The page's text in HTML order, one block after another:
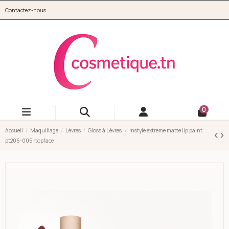
Contactez-nous
0
Accueil Maquillage Lèvres Gloss à Lèvres
Instyle extreme matte lip paint
pt206-005 -topface